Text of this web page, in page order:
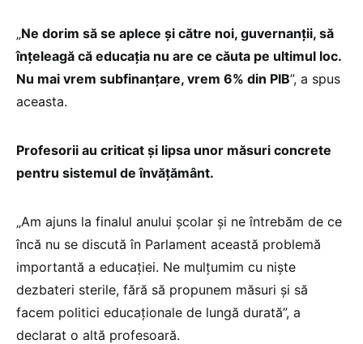
„Ne dorim să se aplece și către noi, guvernanții, să
înțeleagă că educația nu are ce căuta pe ultimul loc.
Nu mai vrem subfinanțare, vrem 6% din PIB”, a spus
aceasta.
Profesorii au criticat și lipsa unor măsuri concrete
pentru sistemul de învățământ.
„Am ajuns la finalul anului școlar și ne întrebăm de ce
încă nu se discută în Parlament această problemă
importantă a educației. Ne mulțumim cu niște
dezbateri sterile, fără să propunem măsuri și să
facem politici educaționale de lungă durată”, a
declarat o altă profesoară.